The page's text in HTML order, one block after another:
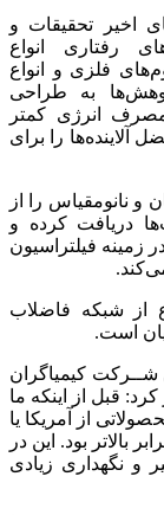
اخیر تحقیقات و
رفتاری انواع
فلزی و انواع
به طراحی
مصرف انرژی کمتر
را برای
و نانومقیاس را از
دریافت کرده و
زمینه فیلتراسیون
از شبکه فاضلاب
است.
شــرکت کیمیاگران
قبل از اینکه ما
از آمریکا یا
تأمین می‌شد و قیمت‌های آن‌ها پنج تا ۱۰ برابر بالاتر بود. این در
و نگهداری زیادی